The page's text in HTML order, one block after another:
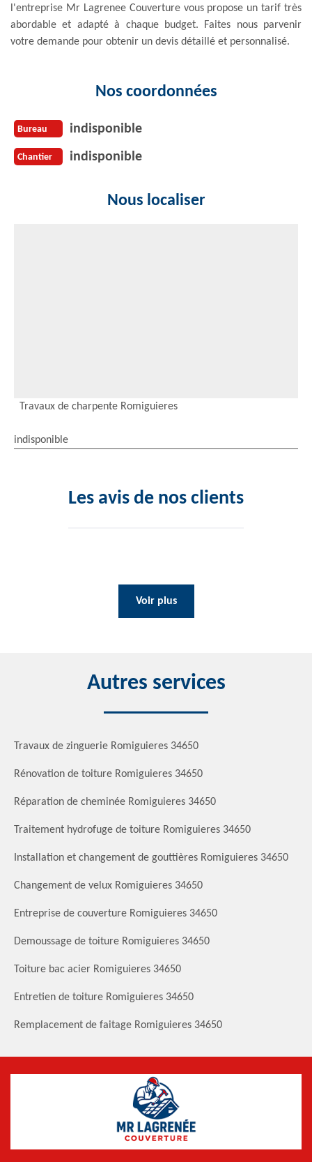
l'entreprise Mr Lagrenee Couverture vous propose un tarif très
abordable et adapté à chaque budget. Faites nous parvenir
votre demande pour obtenir un devis détaillé et personnalisé.
Nos coordonnées
Bureau indisponible
Chantier indisponible
Nous localiser
Travaux de charpente Romiguieres
indisponible
Les avis de nos clients
Voir plus
Autres services
Travaux de zinguerie Romiguieres 34650
Rénovation de toiture Romiguieres 34650
Réparation de cheminée Romiguieres 34650
Traitement hydrofuge de toiture Romiguieres 34650
Installation et changement de gouttières Romiguieres 34650
Changement de velux Romiguieres 34650
Entreprise de couverture Romiguieres 34650
Demoussage de toiture Romiguieres 34650
Toiture bac acier Romiguieres 34650
Entretien de toiture Romiguieres 34650
Remplacement de faitage Romiguieres 34650